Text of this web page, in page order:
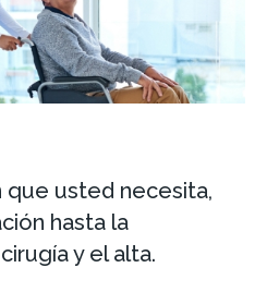
que usted necesita,
hasta la
y el alta.